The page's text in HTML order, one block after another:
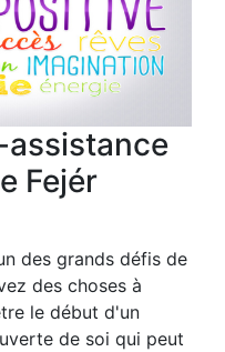
Fejér
des grands défis de
des choses à
le début d'un
de soi qui peut